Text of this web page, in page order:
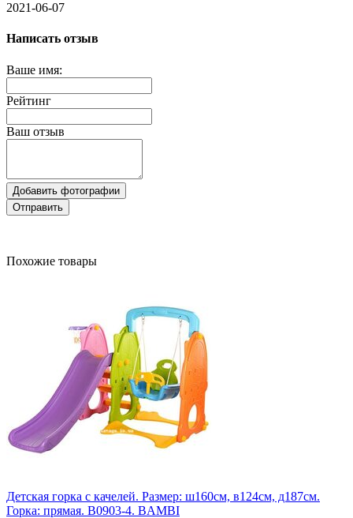
2021-06-07
Написать отзыв
Ваше имя:
Рейтинг
Ваш отзыв
Добавить фотографии
Отправить
Похожие товары
Детская горка с качелей. Размер: ш160см, в124см, д187см.
Горка: прямая. В0903-4. BAMBI